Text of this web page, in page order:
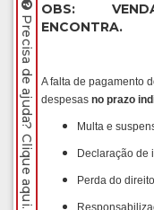
OBS:
ENCONTRA.
A falta de pagamento
despesas no prazo
Multa e
Declaração de
Perda do
Precisa de ajuda? Clique aqui.